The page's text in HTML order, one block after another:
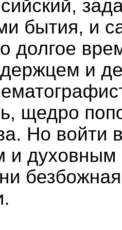
бытия, и
долгое
и
щедро
Но
и духовным